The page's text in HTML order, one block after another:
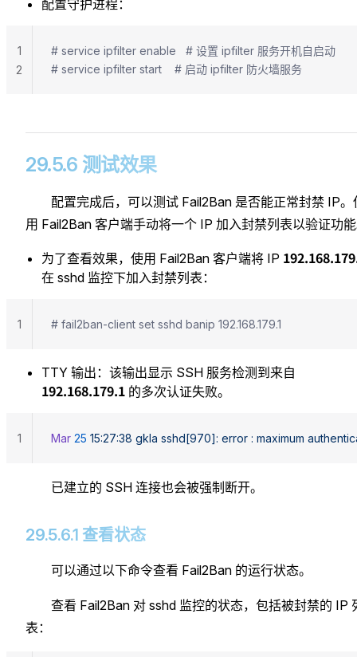
配置守护进程：
# service ipfilter enable   # 设置 ipfilter 服务开机自启动
# service ipfilter start    # 启动 ipfilter 防火墙服务
1
2
29.5.6 测试效果
配置完成后，可以测试 Fail2Ban 是否能正常封禁 IP。
用 Fail2Ban 客户端手动将一个 IP 加入封禁列表以验证功
为了查看效果，使用 Fail2Ban 客户端将 IP
在 sshd 监控下加入封禁列表：
# fail2ban-client set sshd banip 192.168.179.1
1
TTY 输出：该输出显示 SSH 服务检测到来自
192.168.179.1 的多次认证失败。
Mar 25 15:27:38 gkla sshd[970]: error : maximum
1
已建立的 SSH 连接也会被强制断开。
29.5.6.1 查看状态
可以通过以下命令查看 Fail2Ban 的运行状态。
查看 Fail2Ban 对 sshd 监控的状态，包括被封禁的 IP
表：